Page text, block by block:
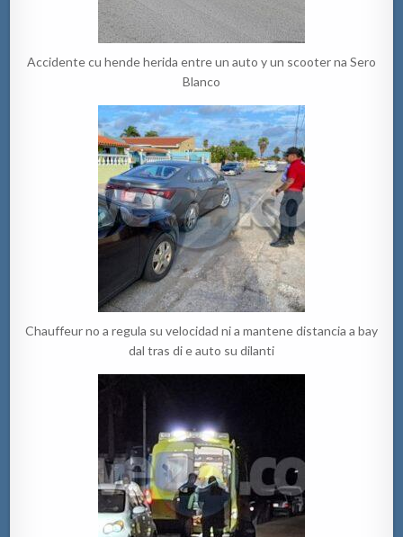
Accidente cu hende herida entre un auto y un scooter na Sero
Blanco
Chauffeur no a regula su velocidad ni a mantene distancia a bay
dal tras di e auto su dilanti